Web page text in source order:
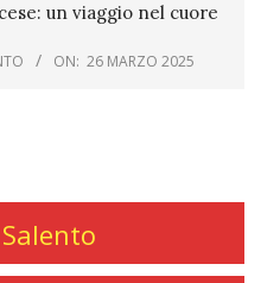
un viaggio nel cuore
ON: 26 MARZO 2025